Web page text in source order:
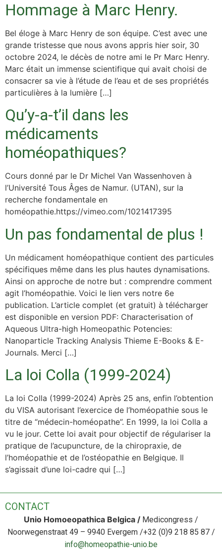
Hommage à Marc Henry.
Bel éloge à Marc Henry de son équipe. C’est avec une
grande tristesse que nous avons appris hier soir, 30
octobre 2024, le décès de notre ami le Pr Marc Henry.
Marc était un immense scientifique qui avait choisi de
consacrer sa vie à l’étude de l’eau et de ses propriétés
particulières à la lumière […]
Qu’y-a-t’il dans les
médicaments
homéopathiques?
Cours donné par le Dr Michel Van Wassenhoven à
l’Université Tous Âges de Namur. (UTAN), sur la
recherche fondamentale en
homéopathie.https://vimeo.com/1021417395
Un pas fondamental de plus !
Un médicament homéopathique contient des particules
spécifiques même dans les plus hautes dynamisations.
Ainsi on approche de notre but : comprendre comment
agit l’homéopathie. Voici le lien vers notre 6e
publication. L’article complet (et gratuit) à télécharger
est disponible en version PDF: Characterisation of
Aqueous Ultra-high Homeopathic Potencies:
Nanoparticle Tracking Analysis Thieme E-Books & E-
Journals. Merci […]
La loi Colla (1999-2024)
La loi Colla (1999-2024) Après 25 ans, enfin l’obtention
du VISA autorisant l’exercice de l’homéopathie sous le
titre de “médecin-homéopathe”. En 1999, la loi Colla a
vu le jour. Cette loi avait pour objectif de régulariser la
pratique de l’acupuncture, de la chiropraxie, de
l’homéopathie et de l’ostéopathie en Belgique. Il
s’agissait d’une loi-cadre qui […]
CONTACT
Unio Homoeopathica Belgica / Medicongress /
Noorwegenstraat 49 – 9940 Evergem /+32 (0)9 218 85 87/
info@homeopathie-unio.be